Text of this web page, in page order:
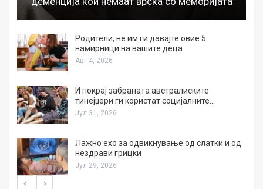
Родители, не им ги давајте овие 5
намирници на вашите деца
Авг 4, 2026
И покрај забраната австралиските
тинејџери ги користат социјалните…
Јул 31, 2026
Лажно ехо за одвикнување од слатки и од
нездрави грицки
Јул 29, 2026